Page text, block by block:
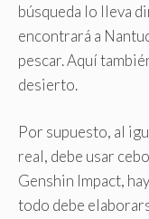
búsqueda lo lleva
encontrará a
pescar. Aquí
desierto.
Por supuesto, al
real, debe usar
Genshin Impact,
todo debe